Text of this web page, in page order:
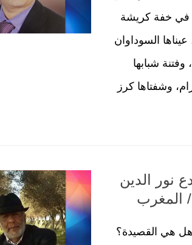
في خفة كريشة
السوداوان
شبابها
وشفتاها كرز
نور الدين
المغرب
هل هي القصيدة؟